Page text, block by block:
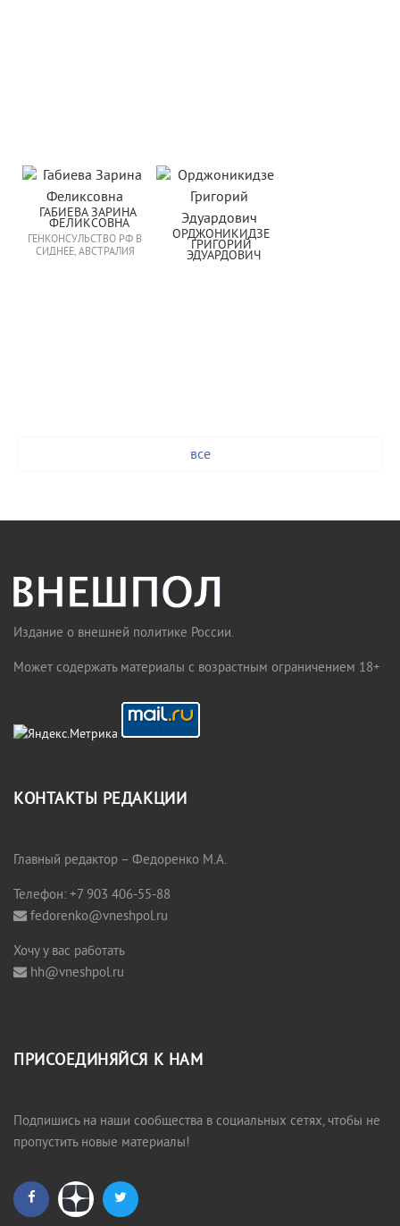
ГАБИЕВА ЗАРИНА
ФЕЛИКСОВНА
ГЕНКОНСУЛЬСТВО РФ В
СИДНЕЕ, АВСТРАЛИЯ
ОРДЖОНИКИДЗЕ
ГРИГОРИЙ
ЭДУАРДОВИЧ
все
Издание о внешней политике России.
Может содержать материалы с возрастным ограничением 18+
КОНТАКТЫ РЕДАКЦИИ
Главный редактор – Федоренко М.А.
Телефон: +7 903 406-55-88
fedorenko@vneshpol.ru
Хочу у вас работать
hh@vneshpol.ru
ПРИСОЕДИНЯЙСЯ К НАМ
Подпишись на наши сообщества в социальных сетях, чтобы не
пропустить новые материалы!